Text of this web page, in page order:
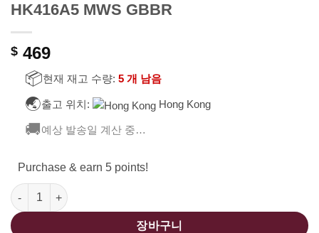
HK416A5 MWS GBBR
$ 469
📦현재 재고 수량: 5 개 남음
🌏출고 위치: Hong Kong
🚚예상 발송일 계산 중…
Purchase & earn 5 points!
Umarex Licensed CYMA T8 CGS HK416A5 MWS GBBR 수량
장바구니